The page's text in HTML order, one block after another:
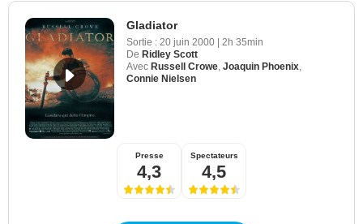
Gladiator
Sortie : 20 juin 2000 | 2h 35min
De Ridley Scott
Avec Russell Crowe Joaquin Phoenix
Connie Nielsen
Presse
4,3
Spectateurs
4,5